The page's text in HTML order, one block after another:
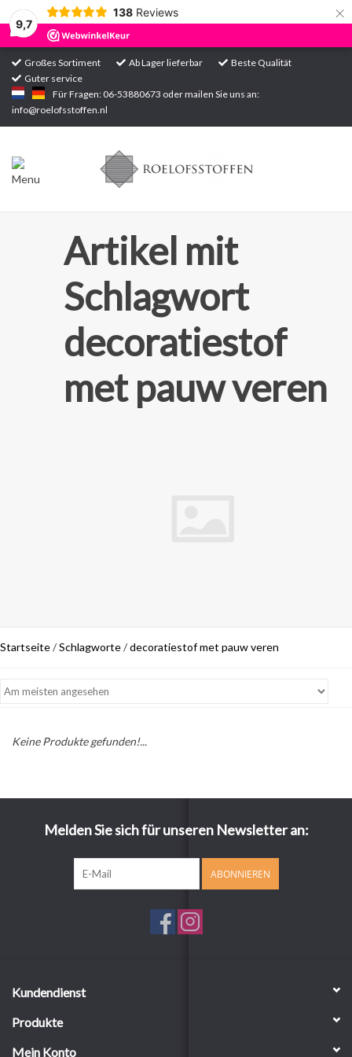
9,7
138 Reviews ×
Großes Sortiment Ab Lager lieferbar
Beste Qualität
Guter service
Für Fragen: 06-53880673 oder mailen Sie uns an:
info@roelofsstoffen.nl
Startseite
Sortiment
Artikel mit
Schlagwort
decoratiestof
met pauw veren
Startseite/Schlagworte/decoratiestof met pauw veren
Keine Produkte gefunden!...
Melden Sie sich für unseren Newsletter an:
ABONNIEREN
Kundendienst
Produkte
Mein Konto